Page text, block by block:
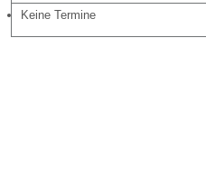
Keine Termine